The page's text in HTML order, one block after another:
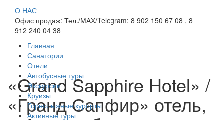
О НАС
Офис продаж: Тел./МАХ/Telegram: 8 902 150 67 08 , 8
912 240 04 38
Главная
Санатории
Отели
Автобусные туры
Экскурсии
Круизы
Горнолыжные курорты
Активные туры
«Grand Sapphire Hotel» /
«Гранд Сапфир» отель,